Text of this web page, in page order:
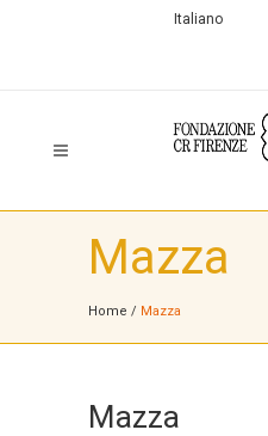
Italiano
Mazza
Home / Mazza
Mazza